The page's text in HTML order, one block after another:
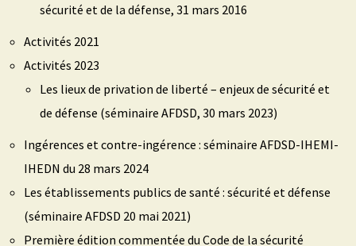
sécurité et de la défense, 31 mars 2016
Activités 2021
Activités 2023
Les lieux de privation de liberté – enjeux de sécurité et
de défense (séminaire AFDSD, 30 mars 2023)
Ingérences et contre-ingérence : séminaire AFDSD-IHEMI-
IHEDN du 28 mars 2024
Les établissements publics de santé : sécurité et défense
(séminaire AFDSD 20 mai 2021)
Première édition commentée du Code de la sécurité